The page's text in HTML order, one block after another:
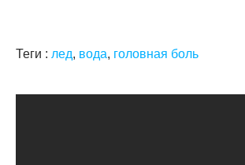
Теги : лед, вода, головная боль